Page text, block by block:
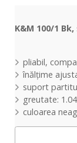
K&M 100/1 Bk,
pliabil,
înălțime
suport
greutate:
culoarea